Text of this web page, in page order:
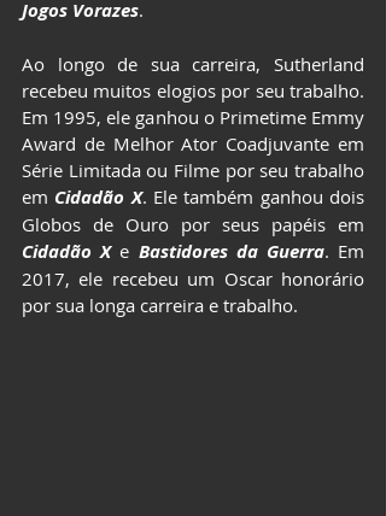
Jogos Vorazes.
Ao longo de sua carreira, Sutherland
recebeu muitos elogios por seu trabalho.
Em 1995, ele ganhou o Primetime Emmy
Award de Melhor Ator Coadjuvante em
Série Limitada ou Filme por seu trabalho
em Cidadão X. Ele também ganhou dois
Cidadão X e Bastidores da Guerra. Em
2017, ele recebeu um Oscar honorário
por sua longa carreira e trabalho.